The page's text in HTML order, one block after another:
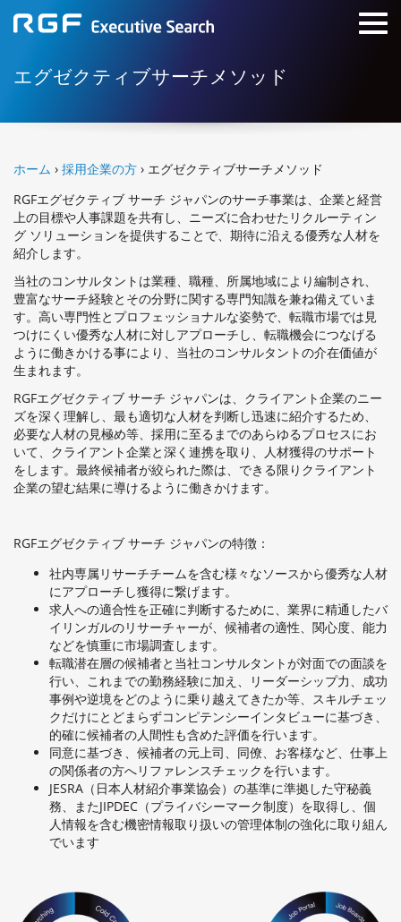
エグゼクティブサーチメソッド
ホーム › 採用企業の方 › エグゼクティブサーチメソッド
RGFエグゼクティブ サーチ ジャパンのサーチ事業は、企業と経営
上の目標や人事課題を共有し、ニーズに合わせたリクルーティン
グ ソリューションを提供することで、期待に沿える優秀な人材を
紹介します。
当社のコンサルタントは業種、職種、所属地域により編制され、
豊富なサーチ経験とその分野に関する専門知識を兼ね備えていま
す。高い専門性とプロフェッショナルな姿勢で、転職市場では見
つけにくい優秀な人材に対しアプローチし、転職機会につなげる
ように働きかける事により、当社のコンサルタントの介在価値が
生まれます。
RGFエグゼクティブ サーチ ジャパンは、クライアント企業のニー
ズを深く理解し、最も適切な人材を判断し迅速に紹介するため、
必要な人材の見極め等、採用に至るまでのあらゆるプロセスにお
いて、クライアント企業と深く連携を取り、人材獲得のサポート
をします。最終候補者が絞られた際は、できる限りクライアント
企業の望む結果に導けるように働きかけます。
RGFエグゼクティブ サーチ ジャパンの特徴：
社内専属リサーチチームを含む様々なソースから優秀な人材
にアプローチし獲得に繋げます。
求人への適合性を正確に判断するために、業界に精通したバ
イリンガルのリサーチャーが、候補者の適性、関心度、能力
などを慎重に市場調査します。
転職潜在層の候補者と当社コンサルタントが対面での面談を
行い、これまでの勤務経験に加え、リーダーシップ力、成功
事例や逆境をどのように乗り越えてきたか等、スキルチェッ
クだけにとどまらずコンピテンシーインタビューに基づき、
的確に候補者の人間性も含めた評価を行います。
同意に基づき、候補者の元上司、同僚、お客様など、仕事上
の関係者の方へリファレンスチェックを行います。
JESRA（日本人材紹介事業協会）の基準に準拠した守秘義
務、またJIPDEC（プライバシーマーク制度）を取得し、個
人情報を含む機密情報取り扱いの管理体制の強化に取り組ん
でいます